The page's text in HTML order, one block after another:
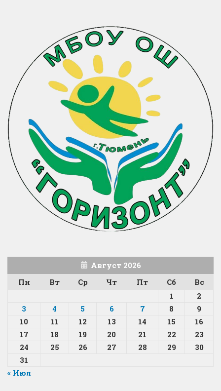
Август 2026
Пн
Вт Ср Чт Пт Сб
Вс
1
2
3
4 5 6 7 8
9
10
11 12 13 14 15
16
17
18 19 20 21 22
23
24
25 26 27 28 29
30
31
« Июл